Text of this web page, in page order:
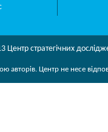
Центр стратегічних
авторів. Центр не несе